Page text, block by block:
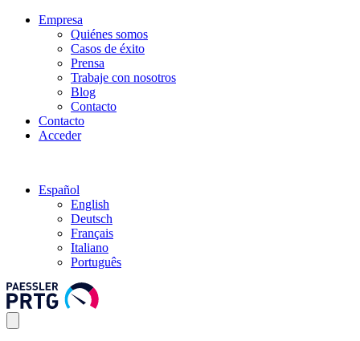
Empresa
Quiénes somos
Casos de éxito
Prensa
Trabaje con nosotros
Blog
Contacto
Contacto
Acceder
Español
English
Deutsch
Français
Italiano
Português